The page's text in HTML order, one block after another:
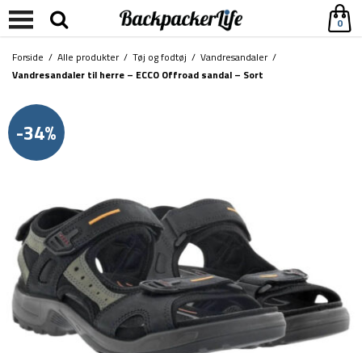
0
Forside / Alle produkter/ Tøj og fodtøj / Vandresandaler/
Vandresandaler til herre – ECCO Offroad sandal – Sort
-34%